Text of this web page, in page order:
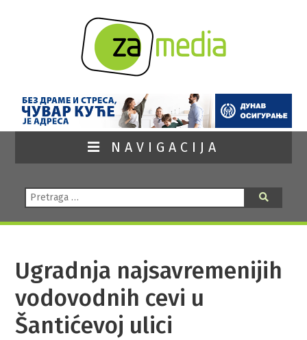
NAVIGACIJA
Pretraga:
Ugradnja najsavremenijih
vodovodnih cevi u
Šantićevoj ulici